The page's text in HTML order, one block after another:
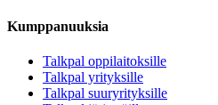
Kumppanuuksia
Talkpal oppilaitoksille
Talkpal yrityksille
Talkpal suuryrityksille